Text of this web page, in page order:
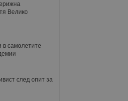
Велико
в самолетите
след опит за